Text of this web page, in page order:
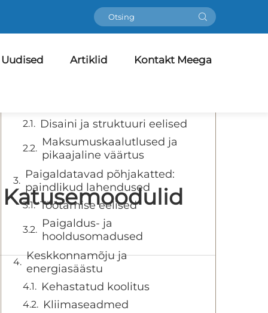
Uudised Artiklid Kontakt Meega
Katusemoodulid
Mõistmine Padel Court
Disaini ja struktuuri eelised
Maksumuskaalutlused ja
pikaajaline väärtus
Paigaldatavad põhjakatted:
paindlikud lahendused
Töötamise eelised
Paigaldus- ja
hooldusomadused
Keskkonnamõju ja
energiasäästu
Kehastatud koolitus
Kliimaseadmed